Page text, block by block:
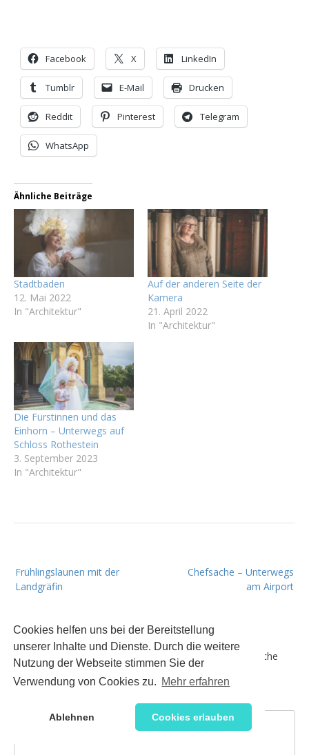
Cookies helfen uns bei der Bereitstellung
unserer Inhalte und Dienste. Durch die weitere
Nutzung der Webseite stimmen Sie der
Verwendung von Cookies zu. Mehr erfahren
Ablehnen Cookies erlauben
Facebook X LinkedIn
Tumblr E-Mail Drucken
Reddit Pinterest Telegram
WhatsApp
Ähnliche Beiträge
Stadtbaden
12. Mai 2022
In "Architektur"
Auf der anderen Seite der
Kamera
21. April 2022
In "Architektur"
Die Fürstinnen und das
Einhorn – Unterwegs auf
Schloss Rothestein
3. September 2023
In "Architektur"
e
t
r
a
g
Chefsache – Unterwegs
am Airport
Frühlingslaunen mit der
Landgräfin
Schreibe einen Kommentar
Deine E-Mail-Adresse wird nicht veröffentlicht.
Erforderliche
Felder sind mit*markiert